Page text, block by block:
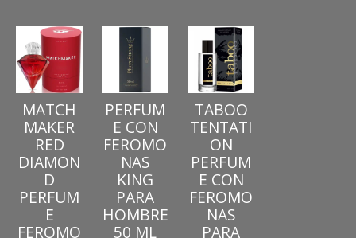
MATCH
MAKER
RED
DIAMON
D
PERFUM
E
FEROMO
PERFUM
E CON
FEROMO
NAS
KING
PARA
HOMBRE
50 ML
TABOO
TENTATI
ON
PERFUM
E CON
FEROMO
NAS
PARA